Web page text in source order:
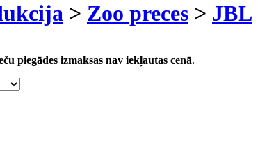
> Zoo preces > JBL
piegādes izmaksas nav iekļautas cenā.